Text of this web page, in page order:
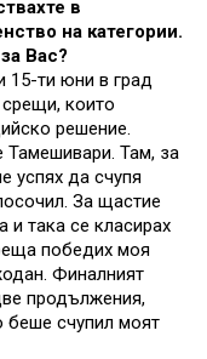
в
на категории.
Вас?
15-ти юни в град
които
решение.
Там, за
успях да счупя
За щастие
и така се класирах
победих моя
Финалният
продължения,
беше счупил моят